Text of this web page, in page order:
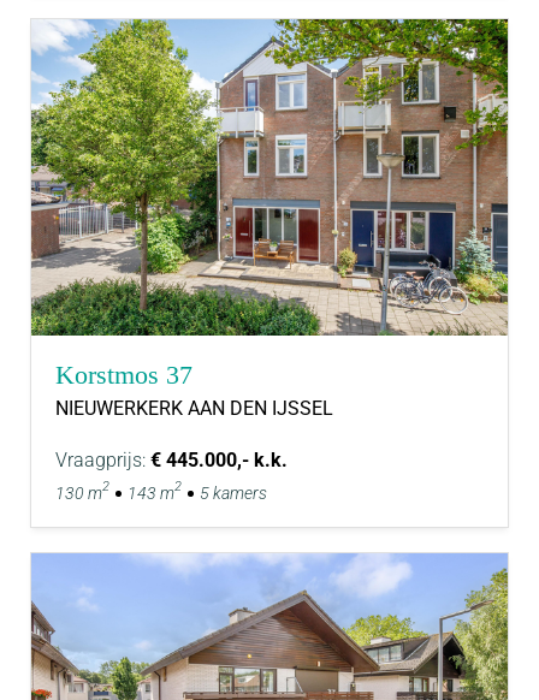
Korstmos 37
NIEUWERKERK AAN DEN IJSSEL
Vraagprijs: € 445.000,- k.k.
130 m2 143 m2 5 kamers